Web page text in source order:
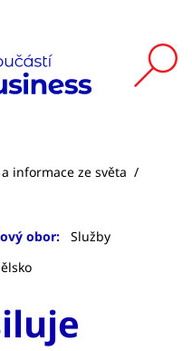
informace ze světa /
obor:
Služby